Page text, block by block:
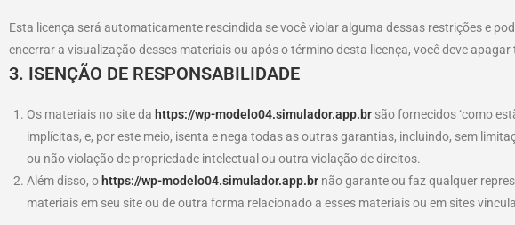
Esta licença será automaticamente rescindida se você violar alguma dessas restrições e
encerrar a visualização desses materiais ou após o término desta licença, você deve
3. ISENÇÃO DE RESPONSABILIDADE
Os materiais no site da https://wp-modelo04.simulador.app.br são fornecidos ‘como
implícitas, e, por este meio, isenta e nega todas as outras garantias, incluindo, sem
ou não violação de propriedade intelectual ou outra violação de direitos.
Além disso, o https://wp-modelo04.simulador.app.br não garante ou faz qualquer
materiais em seu site ou de outra forma relacionado a esses materiais ou em sites